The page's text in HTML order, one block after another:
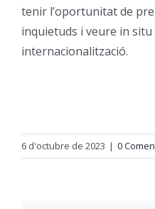
tenir l’oportunitat de
inquietuds i veure in
internacionalització.
6 d'octubre de 2023 | 0